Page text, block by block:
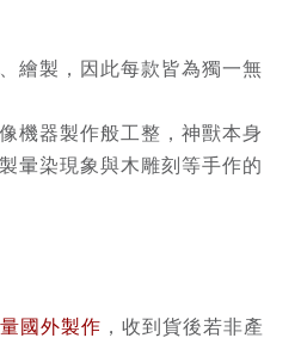
繪製，因此每款皆為獨一無
機器製作般工整，神獸本身
暈染現象與木雕刻等手作的
國外製作 ，收到貨後若非產